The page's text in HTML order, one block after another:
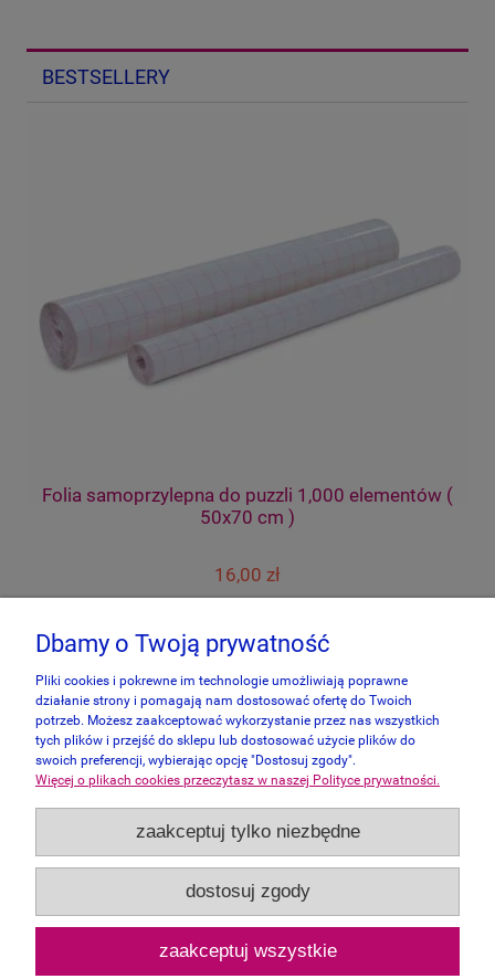
BESTSELLERY
Folia samoprzylepna do puzzli 1,000 elementów (
50x70 cm )
16,00 zł
Informacje
Panel Klienta
Zakupy
Pomoc
Dbamy o Twoją prywatność
Pliki cookies i pokrewne im technologie umożliwiają poprawne
działanie strony i pomagają nam dostosować ofertę do Twoich
potrzeb. Możesz zaakceptować wykorzystanie przez nas wszystkich
tych plików i przejść do sklepu lub dostosować użycie plików do
swoich preferencji, wybierając opcję "Dostosuj zgody".
Więcej o plikach cookies przeczytasz w naszej Polityce prywatności.
zaakceptuj tylko niezbędne
dostosuj zgody
zaakceptuj wszystkie